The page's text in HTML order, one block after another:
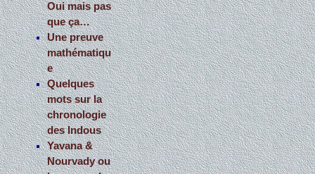
Oui mais pas
que ça…
Une preuve
mathématiqu
e
Quelques
mots sur la
chronologie
des Indous
Yavana &
Nourvady ou